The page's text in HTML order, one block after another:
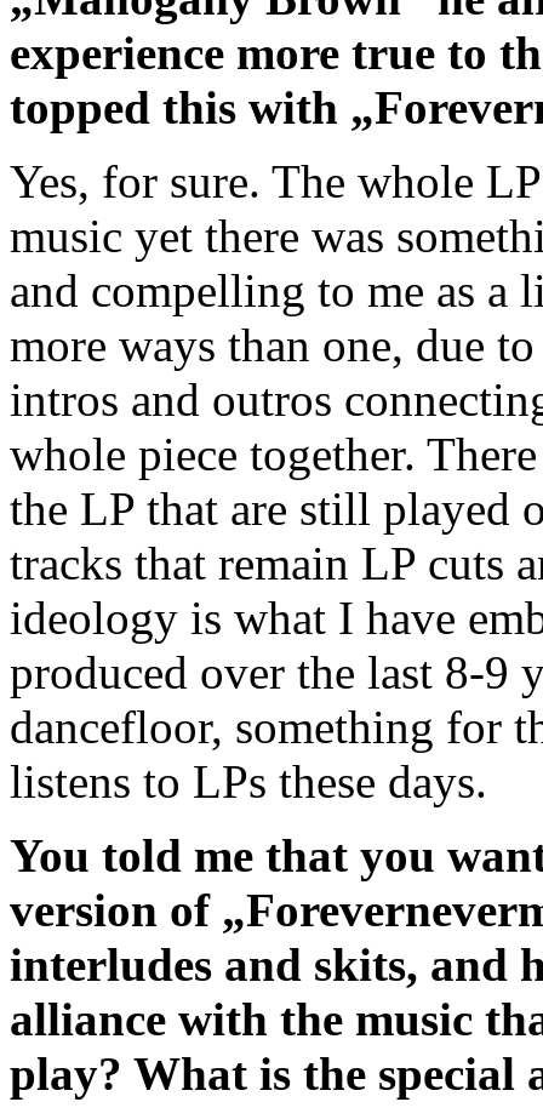
experience more true to
topped this with
Yes, for sure. The whole
music yet there was
and compelling to me as a
more ways than one, due
intros and outros
whole piece together.
the LP that are still played
tracks that remain LP cuts
ideology is what I have
produced over the last 8-9
dancefloor, something for
listens to LPs these days.
You told me that you
version of
interludes and skits, and
alliance with the music
play? What is the special